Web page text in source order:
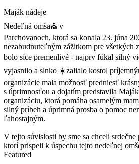
Maják nádeje
Nedeľná omša⛪ v
Parchovanoch, ktorá sa konala 23. júna
nezabudnuteľným zážitkom pre všetkých
bolo síce premenlivé - najprv fúkal silný
vyjasnilo a slnko ☀️zalialo kostol
organizácie mala možnosť predniesť
s úprimnosťou a dojatím predstavila
organizáciu, ktorá pomáha osamelým
silný príbeh a úprimná prosba o pomoc
ľahostajným.
V tejto súvislosti by sme sa chceli
ktorí prispeli k úspechu tejto nedeľnej
Featured